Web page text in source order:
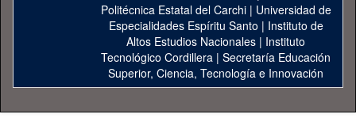
Politécnica Estatal del Carchi| Universidad de
Especialidades Espíritu Santo | Instituto de
Altos Estudios Nacionales | Instituto
Tecnológico Cordillera | Secretaría Educación
Superior, Ciencia, Tecnología e Innovación